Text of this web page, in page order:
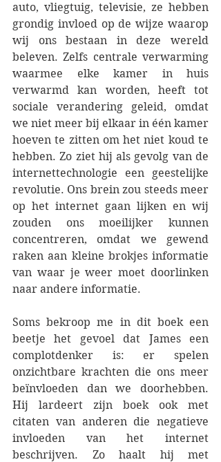
auto, vliegtuig, televisie, ze hebben
grondig invloed op de wijze waarop
wij ons bestaan in deze wereld
beleven. Zelfs centrale verwarming
waarmee elke kamer in huis
verwarmd kan worden, heeft tot
sociale verandering geleid, omdat
we niet meer bij elkaar in één kamer
hoeven te zitten om het niet koud te
hebben. Zo ziet hij als gevolg van de
internettechnologie een geestelijke
revolutie. Ons brein zou steeds meer
op het internet gaan lijken en wij
zouden ons moeilijker kunnen
concentreren, omdat we gewend
raken aan kleine brokjes informatie
van waar je weer moet doorlinken
naar andere informatie.
Soms bekroop me in dit boek een
beetje het gevoel dat James een
complotdenker is: er spelen
onzichtbare krachten die ons meer
beïnvloeden dan we doorhebben.
Hij lardeert zijn boek ook met
citaten van anderen die negatieve
invloeden van het internet
beschrijven. Zo haalt hij met